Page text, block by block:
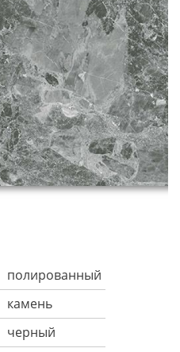
полированный
камень
черный